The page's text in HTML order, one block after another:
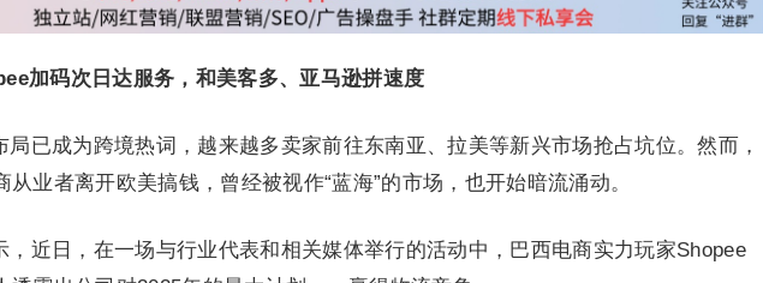
加码次日达服务，和美客多、亚马逊拼速度
局已成为跨境热词，越来越多卖家前往东南亚、拉美等新兴市场抢占坑位。然而，
从业者离开欧美搞钱，曾经被视作“蓝海”的市场，也开始暗流涌动。
，近日，在一场与行业代表和相关媒体举行的活动中，巴西电商实力玩家Shopee